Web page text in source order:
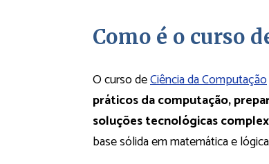
Como é o curso
O curso deCiência da Computação
práticos da computação,
soluções tecnológicas
base sólida em matemática e